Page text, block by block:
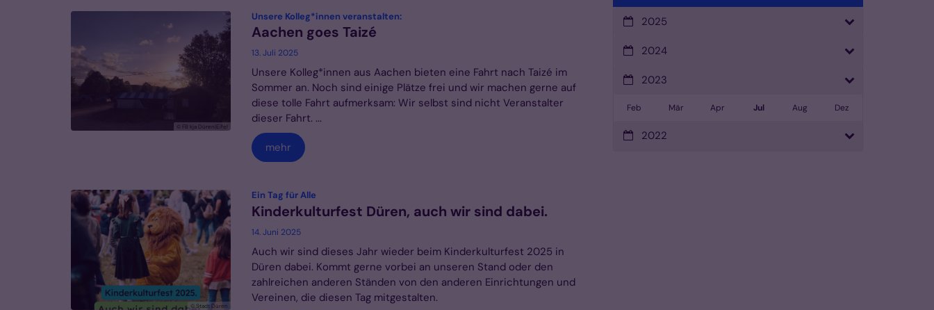
© FB kja Düren|Eifel
Unsere Kolleg*innen veranstalten::
Aachen goes Taizé
13. Juli 2025
Unsere Kolleg*innen aus Aachen bieten eine Fahrt nach Taizé im
Sommer an. Noch sind einige Plätze frei und wir machen gerne auf
diese tolle Fahrt aufmerksam: Wir selbst sind nicht Veranstalter
dieser Fahrt. ...
mehr
© Stadt Düren
Ein Tag für Alle
Kinderkulturfest Düren, auch wir sind dabei.
14. Juni 2025
Auch wir sind dieses Jahr wieder beim Kinderkulturfest 2025 in
Düren dabei. Kommt gerne vorbei an unseren Stand oder den
zahlreichen anderen Ständen von den anderen Einrichtungen und
Vereinen, die diesen Tag mitgestalten.
2025
2024
2023
Feb Mär Apr Jul Aug Dez
2022